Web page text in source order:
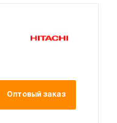
Оптовый заказ